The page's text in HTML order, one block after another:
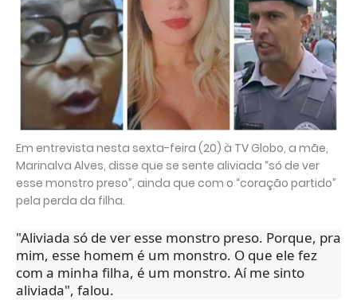
Em entrevista nesta sexta-feira (20) à TV Globo, a mãe,
Marinalva Alves, disse que se sente aliviada “só de ver
esse monstro preso”, ainda que com o “coração partido”
pela perda da filha.
"Aliviada só de ver esse monstro preso. Porque, pra
mim, esse homem é um monstro. O que ele fez
com a minha filha, é um monstro. Aí me sinto
aliviada", falou.